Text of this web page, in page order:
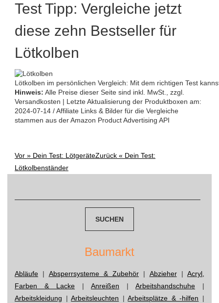
Test Tipp: Vergleiche jetzt
diese zehn Bestseller für
Lötkolben
Lötkolben im persönlichen Vergleich: Mit dem richtigen Test
Hinweis: Alle Preise dieser Seite sind inkl. MwSt., zzgl.
Versandkosten | Letzte Aktualisierung der Produktboxen am:
2024-07-14 / Affiliate Links & Bilder für die Vergleiche
stammen aus der Amazon Product Advertising API
Post
Vor » Dein Test: LötgeräteZurück « Dein Test:
Lötkolbenständer
Baumarkt
Abläufe | Absperrsysteme & Zubehör | Abzieher| Acryl,
Farben & Lacke | Anreißen | Arbeitshandschuhe |
Arbeitskleidung |Arbeitsleuchten |Arbeitsplätze & -hilfen |